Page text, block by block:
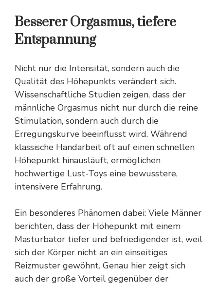
Besserer Orgasmus, tiefere
Entspannung
Nicht nur die Intensität, sondern auch die
Qualität des Höhepunkts verändert sich.
Wissenschaftliche Studien zeigen, dass der
männliche Orgasmus nicht nur durch die reine
Stimulation, sondern auch durch die
Erregungskurve beeinflusst wird. Während
klassische Handarbeit oft auf einen schnellen
Höhepunkt hinausläuft, ermöglichen
hochwertige Lust-Toys eine bewusstere,
intensivere Erfahrung.
Ein besonderes Phänomen dabei: Viele Männer
berichten, dass der Höhepunkt mit einem
Masturbator tiefer und befriedigender ist, weil
sich der Körper nicht an ein einseitiges
Reizmuster gewöhnt. Genau hier zeigt sich
auch der große Vorteil gegenüber der